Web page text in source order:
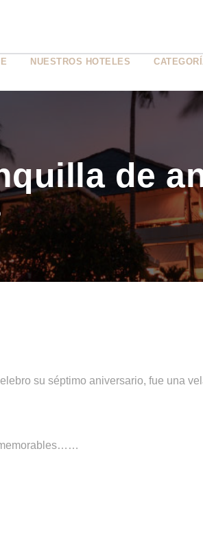
NUESTROS HOTELES
de
su séptimo aniversario, fue una
memorables……